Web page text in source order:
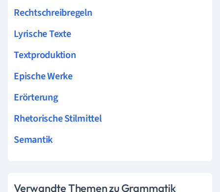
Rechtschreibregeln
Lyrische Texte
Textproduktion
Epische Werke
Erörterung
Rhetorische Stilmittel
Semantik
Verwandte Themen zu Grammatik